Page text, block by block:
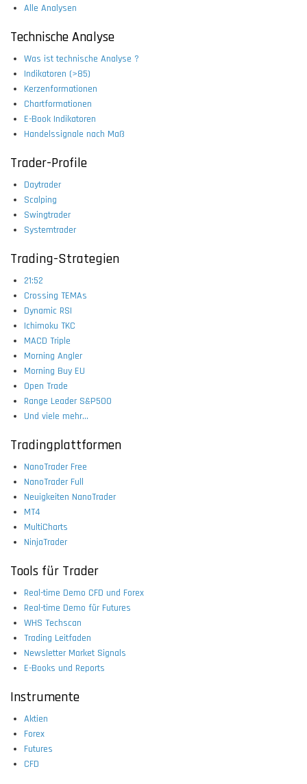
Alle Analysen
Technische Analyse
Was ist technische Analyse ?
Indikatoren (>85)
Kerzenformationen
Chartformationen
E-Book Indikatoren
Handelssignale nach Maß
Trader-Profile
Daytrader
Scalping
Swingtrader
Systemtrader
Trading-Strategien
21:52
Crossing TEMAs
Dynamic RSI
Ichimoku TKC
MACD Triple
Morning Angler
Morning Buy EU
Open Trade
Range Leader S&P500
Und viele mehr...
Tradingplattformen
NanoTrader Free
NanoTrader Full
Neuigkeiten NanoTrader
MT4
MultiCharts
NinjaTrader
Tools für Trader
Real-time Demo CFD und Forex
Real-time Demo für Futures
WHS Techscan
Trading Leitfaden
Newsletter Market Signals
E-Books und Reports
Instrumente
Aktien
Forex
Futures
CFD